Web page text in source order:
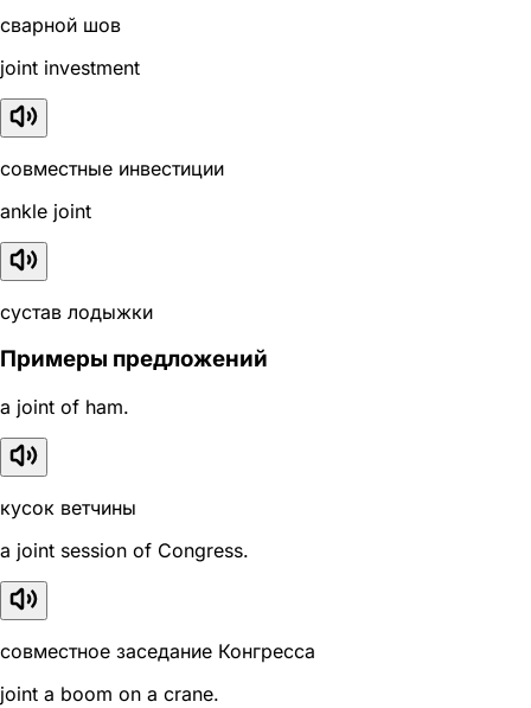
сварной шов
joint investment
совместные инвестиции
ankle joint
сустав лодыжки
Примеры предложений
a joint of ham.
кусок ветчины
a joint session of Congress.
совместное заседание Конгресса
joint a boom on a crane.